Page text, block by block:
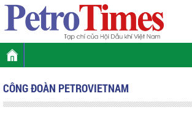
CÔNG ĐOÀN PETROVIETNAM